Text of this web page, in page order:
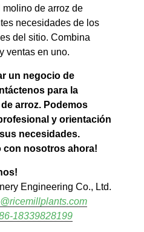
molino de arroz de
necesidades de los
del sitio. Combina
ventas en uno.
un negocio de
para la
arroz. Podemos
y orientación
necesidades.
con nosotros ahora!
Engineering Co., Ltd.
18339828199